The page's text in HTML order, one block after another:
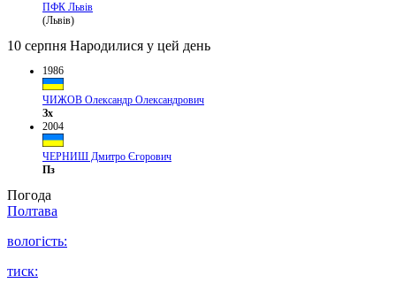
ПФК Львів
(Львів)
10 серпня Народилися у цей день
1986
ЧИЖОВ Олександр Олександрович
Зх
2004
ЧЕРНИШ Дмитро Єгорович
Пз
Погода
Полтава
вологість:
тиск: